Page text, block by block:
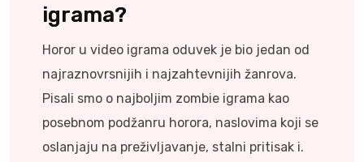
igrama?
Horor u video igrama oduvek je bio jedan od
najraznovrsnijih i najzahtevnijih žanrova.
Pisali smo o najboljim zombie igrama kao
posebnom podžanru horora, naslovima koji se
oslanjaju na preživljavanje, stalni pritisak i.